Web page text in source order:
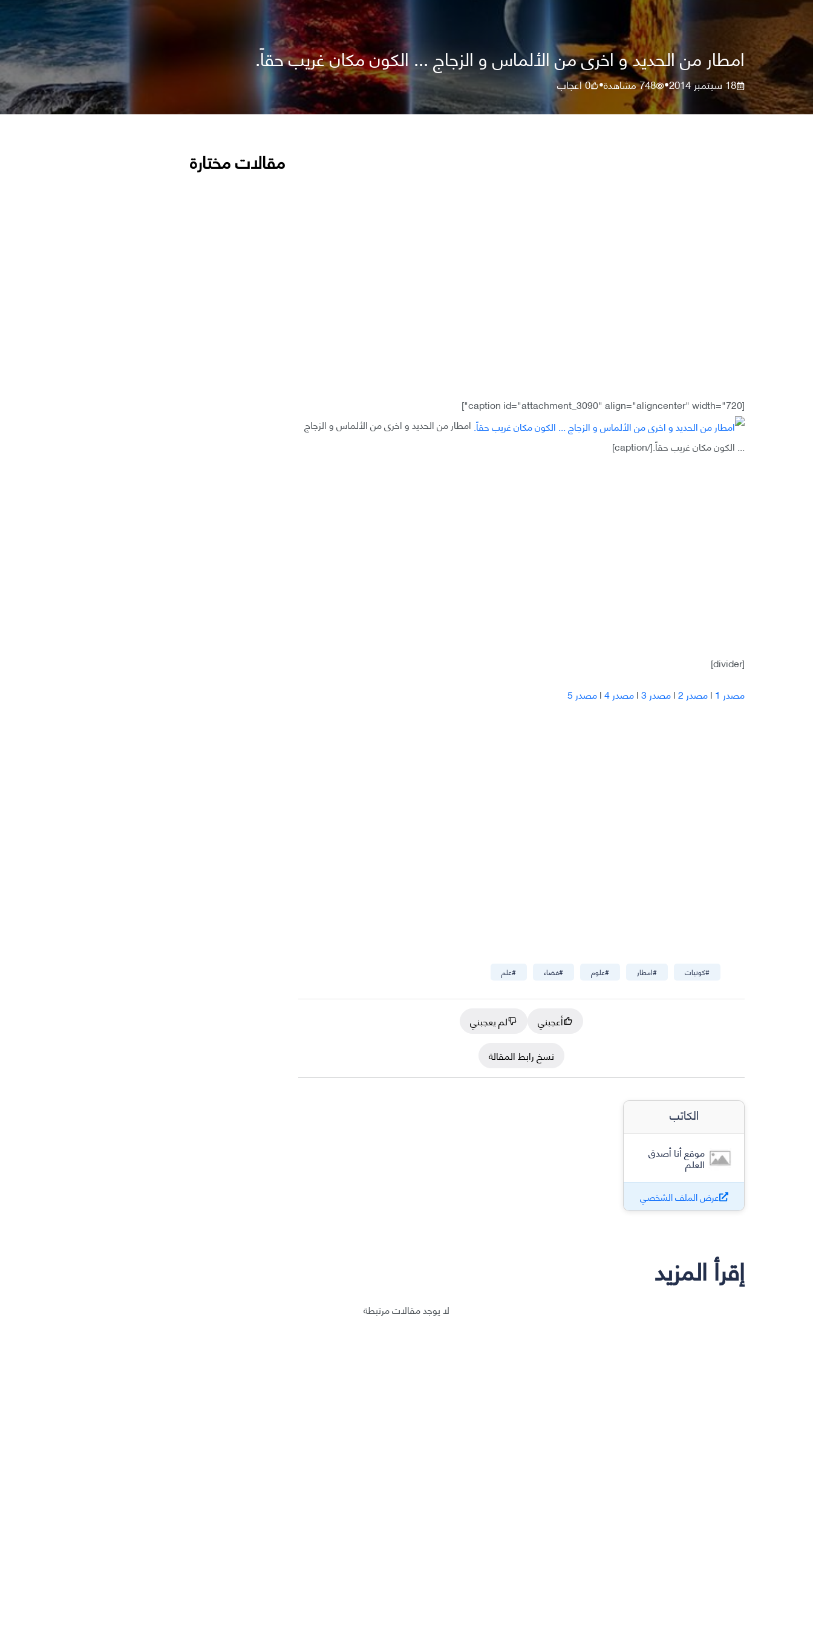
امطار من الحديد و اخرى من الألماس و الزجاج ... الكون مكان غريب حقاً.
18 سبتمبر 2014 •
748مشاهدة•
0اعجاب
[caption id="attachment_3090" align="aligncenter" width="720"]
امطار من الحديد و اخرى من الألماس و الزجاج
... الكون مكان غريب حقاً.[/caption]
[divider]
مصدر 1
مصدر 2 مصدر 3 مصدر 4 مصدر 5
#علم #فضاء #علوم #امطار #كونيات
أعجبني
لم يعجبني
نسخ رابط المقالة
الكاتب
موقع أنا أصدق
العلم
عرض الملف الشخصي
مقالات مختارة
إقرأ المزيد
لا يوجد مقالات مرتبطة